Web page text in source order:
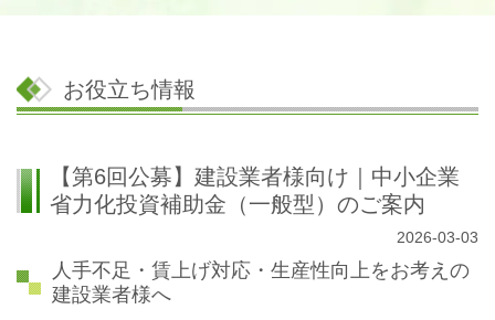
お役立ち情報
【第6回公募】建設業者様向け｜中小企業
省力化投資補助金（一般型）のご案内
2026-03-03
人手不足・賃上げ対応・生産性向上をお考えの
建設業者様へ